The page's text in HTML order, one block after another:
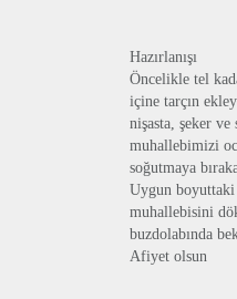
Hazırlanışı
Öncelikle tel
içine tarçın
nişasta, şeker
muhallebimizi
soğutmaya
Uygun boyuttaki
muhallebisini
buzdolabında
Afiyet olsun